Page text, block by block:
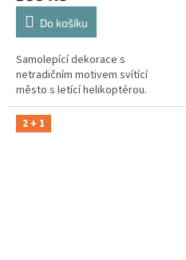
Do košíku
Samolepící dekorace s
netradičním motivem svítící
město s letící helikoptérou.
2 + 1